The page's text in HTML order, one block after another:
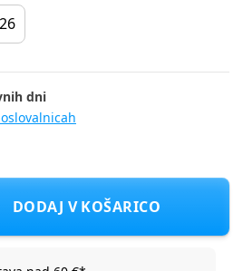
26
dni
BLBK METEOR-LIGHTS 2.0 F
DODAJ V KOŠARICO